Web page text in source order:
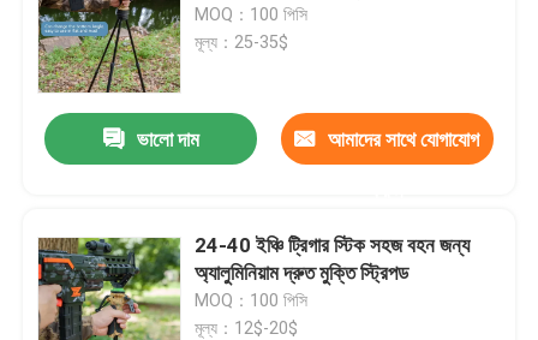
MOQ：100 পিসি
মূল্য：25-35$
ভালো দাম আমাদের সাথে যোগাযোগ
24-40 ইঞ্চি ট্রিগার স্টিক সহজ বহন জন্য
অ্যালুমিনিয়াম দ্রুত মুক্তি স্ট্রিপড
MOQ：100 পিসি
মূল্য：12$-20$